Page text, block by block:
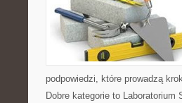
podpowiedzi, które prowadzą
Dobre kategorie to